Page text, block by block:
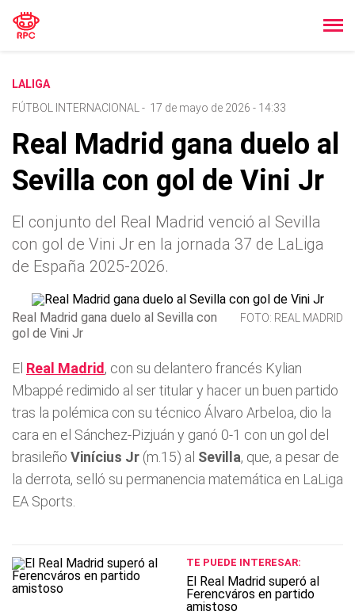
LALIGA
FÚTBOL INTERNACIONAL
- 17 de mayo de 2026 - 14:33
Real Madrid gana duelo al
Sevilla con gol de Vini Jr
El conjunto del Real Madrid venció al Sevilla
con gol de Vini Jr en la jornada 37 de LaLiga
de España 2025-2026.
Real Madrid gana duelo al Sevilla con
gol de Vini Jr
FOTO: REAL MADRID
El Real Madrid , con su delantero francés Kylian
Mbappé redimido al ser titular y hacer un buen partido
tras la polémica con su técnico Álvaro Arbeloa, dio la
cara en el Sánchez-Pizjuán y ganó 0-1 con un gol del
brasileño Vinícius Jr (m.15) al Sevilla, que, a pesar de
la derrota, selló su permanencia matemática en LaLiga
EA Sports.
TE PUEDE INTERESAR:
El Real Madrid superó al
Ferencváros en partido
amistoso